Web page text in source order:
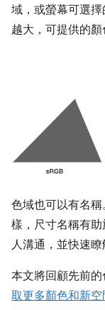
域，或螢幕可選
越大，可提供的顏
色域也可以有名
樣，尺寸名稱有
人溝通，並快速瞭
本文將回顧先前
取更多顏色和新空